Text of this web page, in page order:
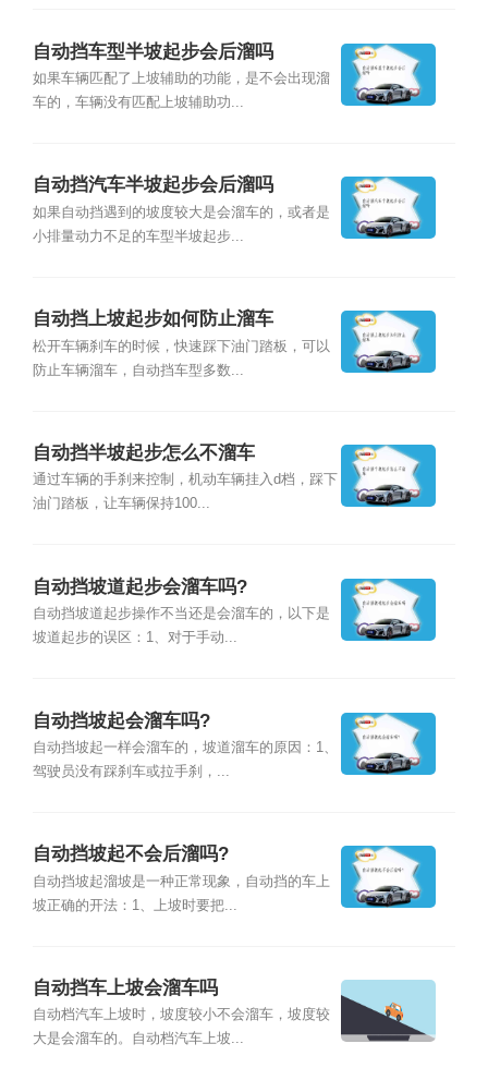
自动挡车型半坡起步会后溜吗
如果车辆匹配了上坡辅助的功能，是不会出现溜
车的，车辆没有匹配上坡辅助功...
自动挡汽车半坡起步会后溜吗
如果自动挡遇到的坡度较大是会溜车的，或者是
小排量动力不足的车型半坡起步...
自动挡上坡起步如何防止溜车
松开车辆刹车的时候，快速踩下油门踏板，可以
防止车辆溜车，自动挡车型多数...
自动挡半坡起步怎么不溜车
通过车辆的手刹来控制，机动车辆挂入d档，踩下
油门踏板，让车辆保持100...
自动挡坡道起步会溜车吗?
自动挡坡道起步操作不当还是会溜车的，以下是
坡道起步的误区：1、对于手动...
自动挡坡起会溜车吗?
自动挡坡起一样会溜车的，坡道溜车的原因：1、
驾驶员没有踩刹车或拉手刹，...
自动挡坡起不会后溜吗?
自动挡坡起溜坡是一种正常现象，自动挡的车上
坡正确的开法：1、上坡时要把...
自动挡车上坡会溜车吗
自动档汽车上坡时，坡度较小不会溜车，坡度较
大是会溜车的。自动档汽车上坡...